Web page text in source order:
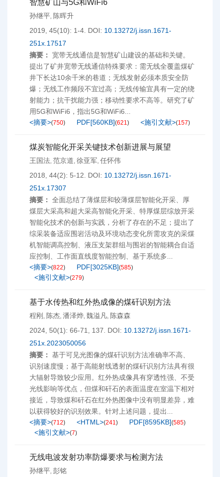
智慧矿山与5G和WiFi6
孙继平, 陈晖升
2019, 45(10): 1-4. DOI: 10.13272/j.issn.1671-
251x.17517
摘要：
宽带无线通信是智慧矿山建设的基础和关键。
提出了矿井宽带无线通信特殊要求：需无线全覆盖煤矿
井下长达10余千米的巷道；无线发射必须本质安全防
爆；无线工作频段不宜过高；无线传输宜具有一定的绕
射能力；抗干扰能力强；移动性要求不高等。研究了矿
用5G和WiFi6，指出5G和WiFi6...
<摘要>(750) PDF[560KB](621) <施引文献>(157)
煤炭智能化开采关键技术创新进展与展望
王国法, 范京道, 徐亚军, 任怀伟
2018, 44(2): 5-12.
DOI: 10.13272/j.issn.1671-
251x.17307
摘要： 全面总结了薄煤层和较薄煤层智能化开采、厚
煤层大采高和超大采高智能化开采、特厚煤层综放开采
智能化技术的创新与实践，分析了存在的不足；提出了
综采装备适应围岩活动及环境动态变化所需攻克的采煤
机智能调高控制、液压支架群组与围岩的智能耦合自适
应控制、工作面直线度智能控制、基于系统多...
<摘要>(822) PDF[3025KB](585)
<施引文献>(279)
基于水传热和红外热成像的煤矸识别方法
程刚 , 陈杰, 潘泽烨, 魏溢凡, 陈森森
2024, 50(1): 66-71, 137.
DOI: 10.13272/j.issn.1671-
251x.2023050056
摘要： 基于可见光图像的煤矸识别方法准确率不高、
识别速度慢；基于高能射线透射的煤矸识别方法具有很
大辐射导致较少应用。红外热成像具有穿透性强、不受
光线影响等优点，但煤和矸石的表面温度在室温下相对
接近，导致煤和矸石在红外热图像中没有明显差异，难
以获得较好的识别效果。针对上述问题，提出...
<摘要>(712) <HTML>(241) PDF[8595KB](585)
<施引文献>(7)
无线电波发射功率防爆要求与检测方法
孙继平, 彭铭